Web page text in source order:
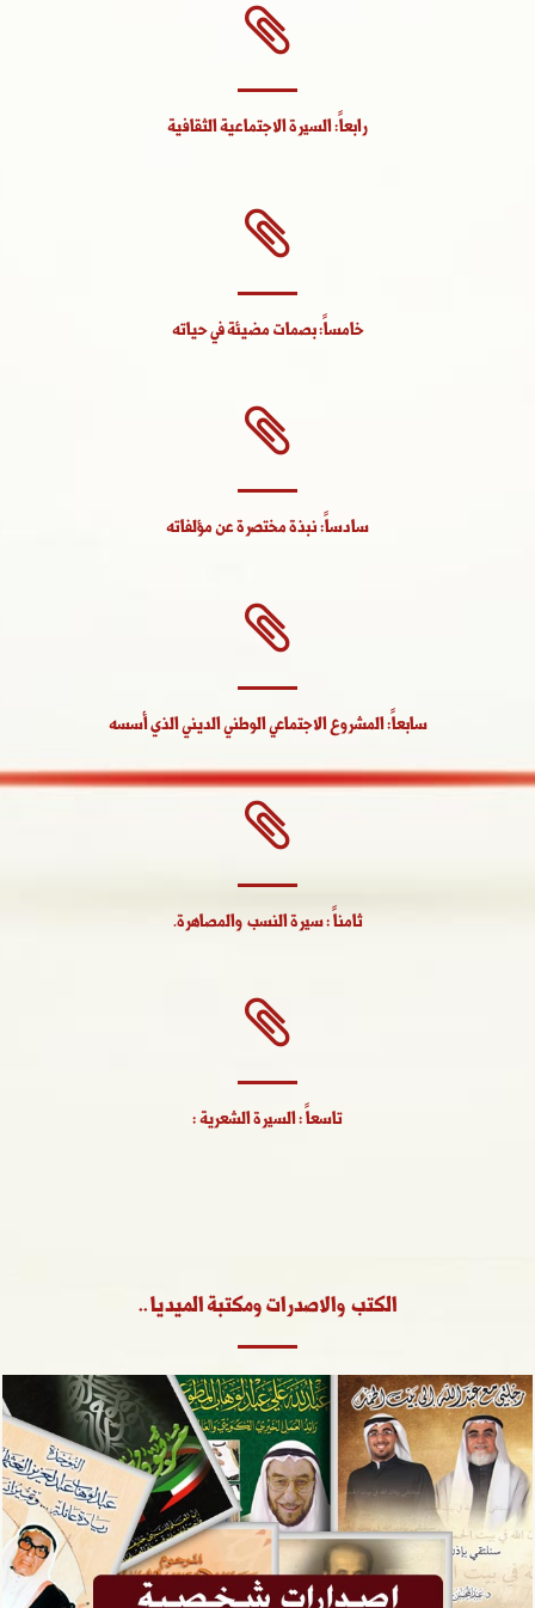
رابعاً: السيرة الاجتماعية الثقافية
خامساً: بصمات مضيئة في حياته
سادساً: نبذة مختصرة عن مؤلفاته
سابعاً: المشروع الاجتماعي الوطني الديني الذي أسسه
ثامناً : سيرة النسب والمصاهرة.
تاسعاً : السيرة الشعرية :
الكتب والاصدرات ومكتبة الميديا ..